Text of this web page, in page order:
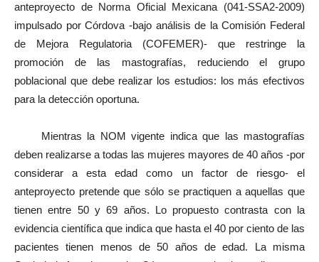
anteproyecto de Norma Oficial Mexicana (041-SSA2-2009)
impulsado por Córdova -bajo análisis de la Comisión Federal
de Mejora Regulatoria (COFEMER)- que restringe la
promoción de las mastografías, reduciendo el grupo
poblacional que debe realizar los estudios: los más efectivos
para la detección oportuna.
Mientras la NOM vigente indica que las mastografías
deben realizarse a todas las mujeres mayores de 40 años -por
considerar a esta edad como un factor de riesgo- el
anteproyecto pretende que sólo se practiquen a aquellas que
tienen entre 50 y 69 años. Lo propuesto contrasta con la
evidencia científica que indica que hasta el 40 por ciento de las
pacientes tienen menos de 50 años de edad. La misma